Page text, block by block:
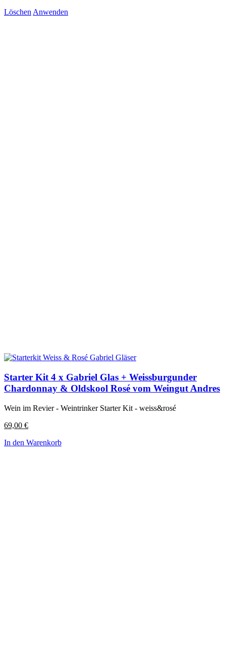
Löschen Anwenden
Starter Kit 4 x Gabriel Glas + Weissburgunder
Chardonnay & Oldskool Rosé vom Weingut Andres
Wein im Revier - Weintrinker Starter Kit - weiss&rosé
69,00 €
In den Warenkorb